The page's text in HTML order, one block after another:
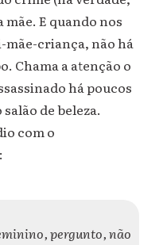
E quando nos
criança, não há
Chama a atenção o
há poucos
de beleza.
com o
pergunto, não